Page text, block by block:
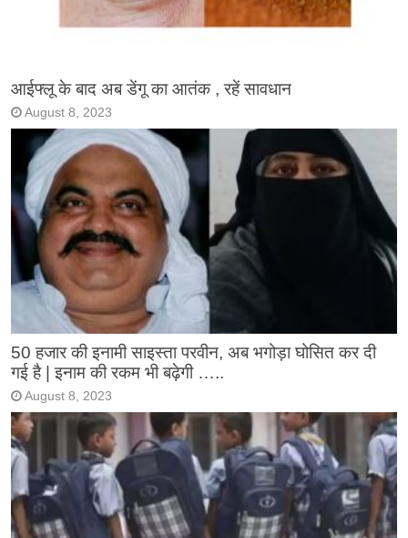
आईफ्लू के बाद अब डेंगू का आतंक , रहें सावधान
August 8, 2023
50 हजार की इनामी साइस्ता परवीन, अब भगोड़ा घोसित कर दी
गई है | इनाम की रकम भी बढ़ेगी …..
August 8, 2023